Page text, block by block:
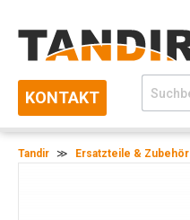
KONTAKT
Tandir ≫ Ersatzteile & Zubehör